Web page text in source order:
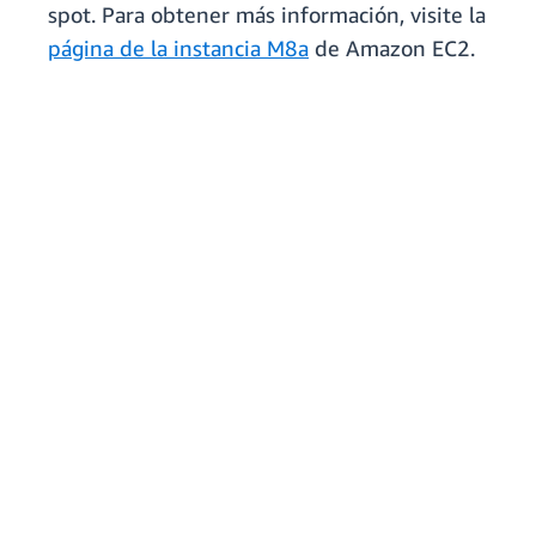
spot. Para obtener más información, visite la
página de la instancia M8a de Amazon EC2.